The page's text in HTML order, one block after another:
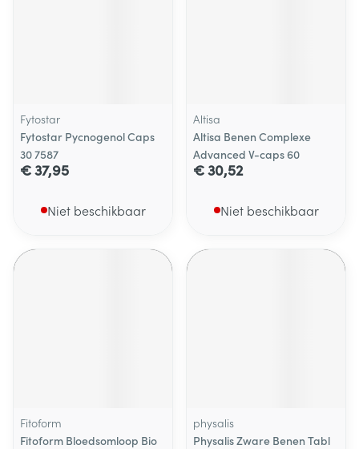
Fytostar
Fytostar Pycnogenol Caps
30 7587
€ 37,95
Niet beschikbaar
Altisa
Altisa Benen Complexe
Advanced V-caps 60
€ 30,52
Niet beschikbaar
Fitoform
Fitoform Bloedsomloop Bio
physalis
Physalis Zware Benen Tabl